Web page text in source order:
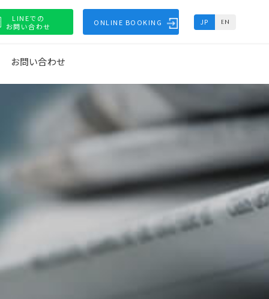
LINEでの
お問い合わせ
ONLINE BOOKING JP EN
お問い合わせ